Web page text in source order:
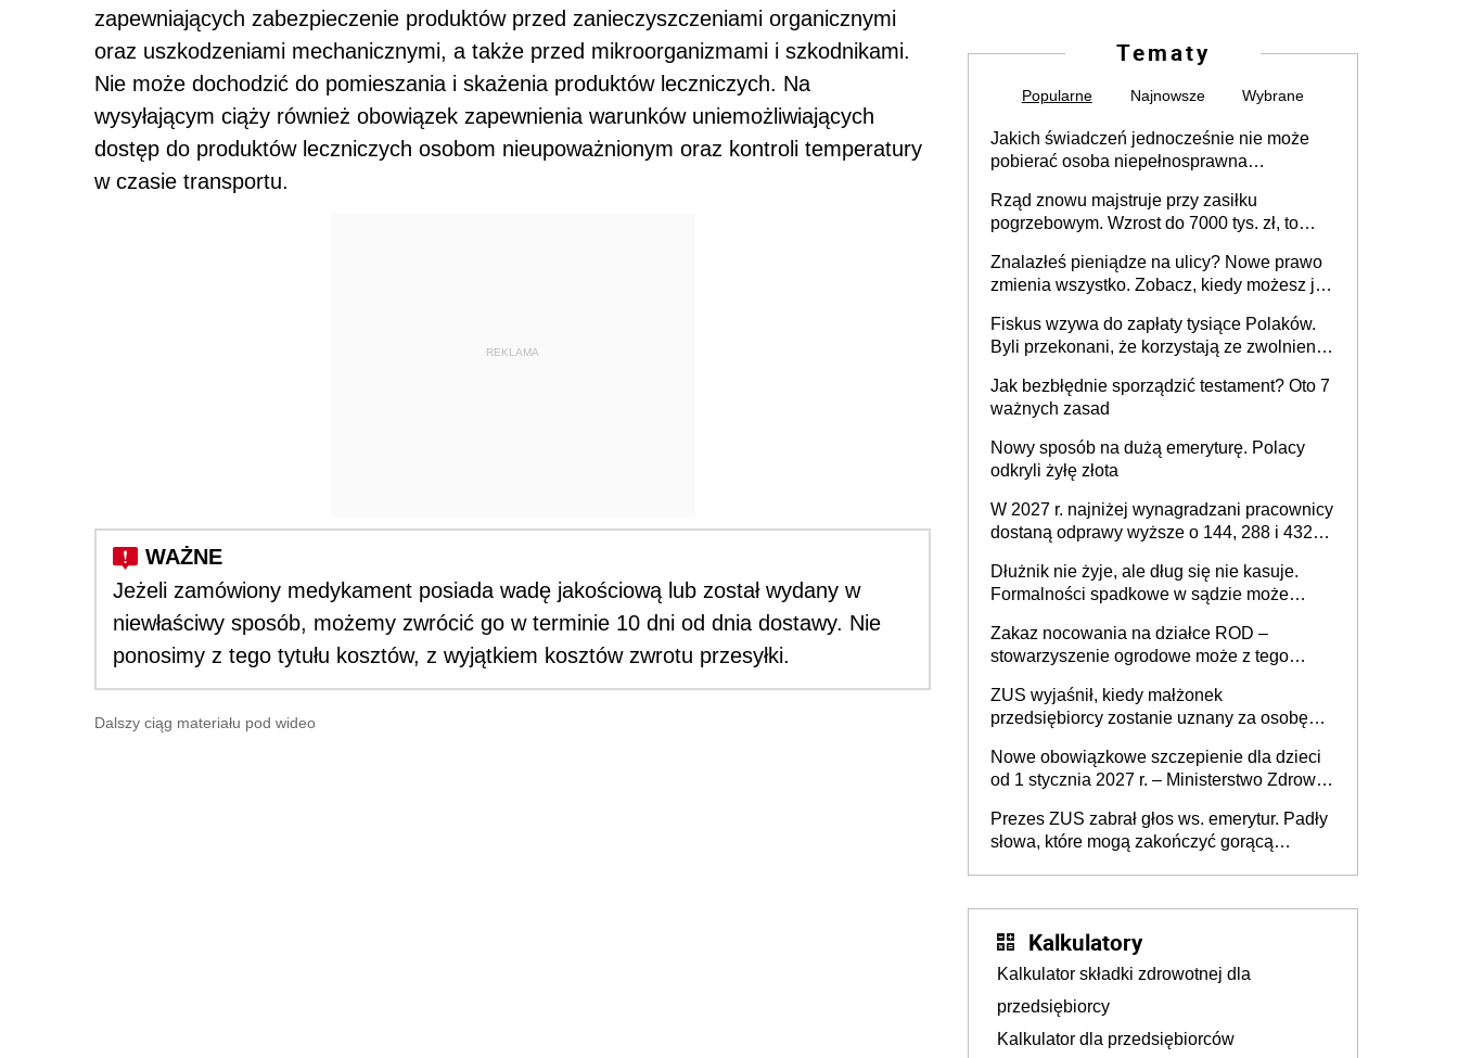
zapewniających zabezpieczenie produktów przed zanieczyszczeniami organicznymi
oraz uszkodzeniami mechanicznymi, a także przed mikroorganizmami i szkodnikami.
Nie może dochodzić do pomieszania i skażenia produktów leczniczych. Na
wysyłającym ciąży również obowiązek zapewnienia warunków uniemożliwiających
dostęp do produktów leczniczych osobom nieupoważnionym oraz kontroli temperatury
w czasie transportu.
REKLAMA
Jeżeli zamówiony medykament posiada wadę jakościową lub został wydany w
niewłaściwy sposób, możemy zwrócić go w terminie 10 dni od dnia dostawy. Nie
ponosimy z tego tytułu kosztów, z wyjątkiem kosztów zwrotu przesyłki.
Dalszy ciąg materiału pod wideo
Tematy
Popularne Najnowsze Wybrane
Jakich świadczeń jednocześnie nie może
pobierać osoba niepełnosprawna
Rząd znowu majstruje przy zasiłku
pogrzebowym. Wzrost do 7000 tys. zł, to
Znalazłeś pieniądze na ulicy? Nowe prawo
zmienia wszystko. Zobacz, kiedy możesz je
Fiskus wzywa do zapłaty tysiące Polaków.
Byli przekonani, że korzystają ze zwolnienia
Jak bezbłędnie sporządzić testament? Oto 7
ważnych zasad
Nowy sposób na dużą emeryturę. Polacy
odkryli żyłę złota
W 2027 r. najniżej wynagradzani pracownicy
dostaną odprawy wyższe o 144, 288 i 432
Dłużnik nie żyje, ale dług się nie kasuje.
Formalności spadkowe w sądzie może
zmarłego
Zakaz nocowania na działce ROD –
stowarzyszenie ogrodowe może z tego
działki (wypowiedzieć dzierżawę)?
ZUS wyjaśnił, kiedy małżonek
przedsiębiorcy zostanie uznany za osobę
Nowe obowiązkowe szczepienie dla dzieci
od 1 stycznia 2027 r. – Ministerstwo Zdrowia
2027 r.
Prezes ZUS zabrał głos ws. emerytur. Padły
słowa, które mogą zakończyć gorącą
Kalkulatory
Kalkulator składki zdrowotnej dla
przedsiębiorcy
Kalkulator dla przedsiębiorców